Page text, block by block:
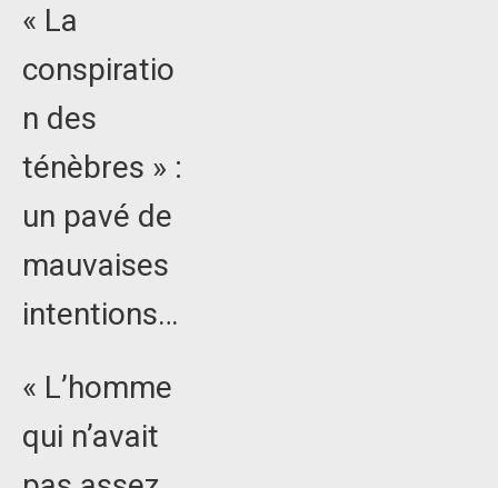
« La
conspiratio
n des
ténèbres » :
un pavé de
mauvaises
intentions…
« L’homme
qui n’avait